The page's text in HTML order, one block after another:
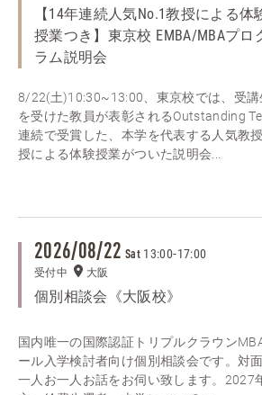
【14年連続人気No.1教授による体
授業つき】東京校 EMBA/MBAプロ
ラム説明会
8/22(土)10:30~13:00、東京校では、受講
を受けた教員が表彰されるOutstanding
連続で受賞した、本学を代表する人気教
授による体験授業がついた説明会...
2026/08/22 Sat 13:00-17:00
受付中 大阪
個別相談会《大阪校》
国内唯一の国際認証トリプルクラウン
ール入学検討者向け個別相談会です。対
一人お一人お話をお伺い致します。2027